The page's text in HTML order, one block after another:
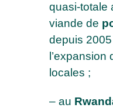
quasi-totale
viande de
depuis
locales ;
– au
SOCIÉTÉ
J'accepte de
confirme avoir
politique de